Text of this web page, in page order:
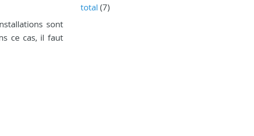
sont
ce cas, il faut
total (7)